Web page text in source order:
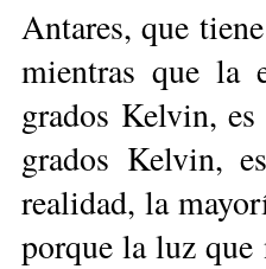
Antares, que
mientras que la
grados Kelvin,
grados Kelvin,
realidad, la
porque la luz que